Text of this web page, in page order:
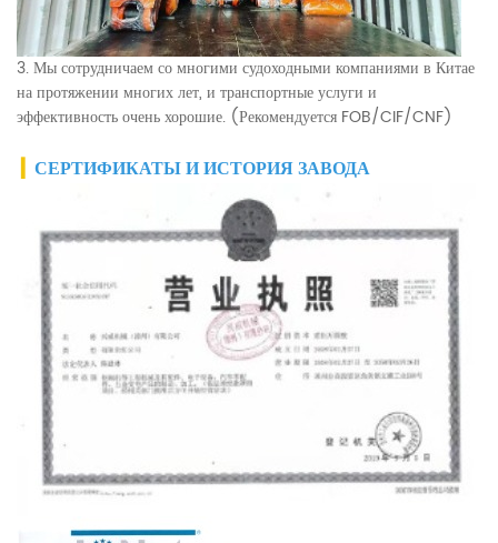
3. Мы сотрудничаем со многими судоходными компаниями в Китае
на протяжении многих лет, и транспортные услуги и
эффективность очень хорошие. (Рекомендуется FOB/CIF/CNF)
СЕРТИФИКАТЫ И ИСТОРИЯ ЗАВОДА